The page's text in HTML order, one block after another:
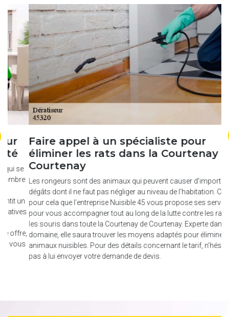
Faire appel à un spécialiste pour
éliminer les rats dans la Courtenay de
Courtenay
Les rongeurs sont des animaux qui peuvent causer d’importants
dégâts dont il ne faut pas négliger au niveau de l’habitation. C’est
pour cela que l’entreprise Nuisible 45 vous propose ses services
pour vous accompagner tout au long de la lutte contre les rats ou
les souris dans toute la Courtenay de Courtenay. Experte dans le
domaine, elle saura trouver les moyens adaptés pour éliminer ces
animaux nuisibles. Pour des détails concernant le tarif, n’hésitez
pas à lui envoyer votre demande de devis.